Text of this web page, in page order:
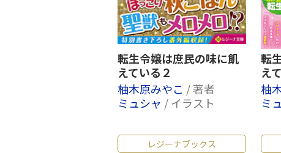
転生令嬢は庶民の味に飢
えている２
柚木原みやこ / 著者
ミュシャ / イラスト
転
え
柚
ミ
レジーナブックス